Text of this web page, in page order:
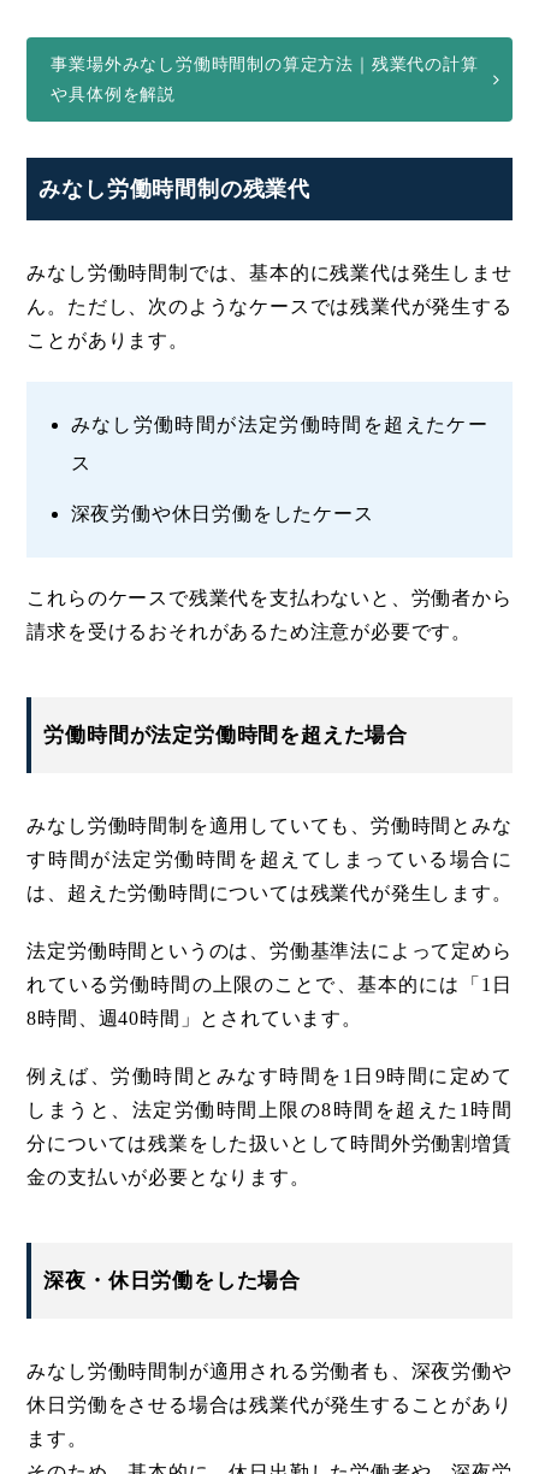
事業場外みなし労働時間制の算定方法｜残業代の計算
や具体例を解説
みなし労働時間制の残業代
みなし労働時間制では、基本的に残業代は発生しませ
ん。ただし、次のようなケースでは残業代が発生する
ことがあります。
みなし労働時間が法定労働時間を超えたケー
ス
深夜労働や休日労働をしたケース
これらのケースで残業代を支払わないと、労働者から
請求を受けるおそれがあるため注意が必要です。
労働時間が法定労働時間を超えた場合
みなし労働時間制を適用していても、労働時間とみな
す時間が法定労働時間を超えてしまっている場合に
は、超えた労働時間については残業代が発生します。
法定労働時間というのは、労働基準法によって定めら
れている労働時間の上限のことで、基本的には「1日
8時間、週40時間」とされています。
例えば、労働時間とみなす時間を1日9時間に定めて
しまうと、法定労働時間上限の8時間を超えた1時間
分については残業をした扱いとして時間外労働割増賃
金の支払いが必要となります。
深夜・休日労働をした場合
みなし労働時間制が適用される労働者も、深夜労働や
休日労働をさせる場合は残業代が発生することがあり
ます。